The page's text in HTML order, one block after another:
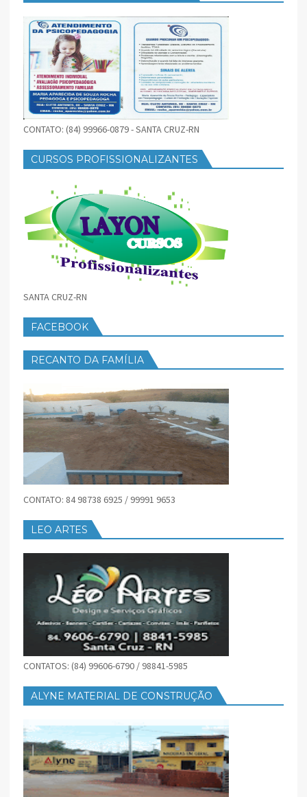
CONTATO: (84) 99966-0879 - SANTA CRUZ-RN
CURSOS PROFISSIONALIZANTES
SANTA CRUZ-RN
FACEBOOK
RECANTO DA FAMÍLIA
CONTATO: 84 98738 6925 / 99991 9653
LEO ARTES
CONTATOS: (84) 99606-6790 / 98841-5985
ALYNE MATERIAL DE CONSTRUÇÃO